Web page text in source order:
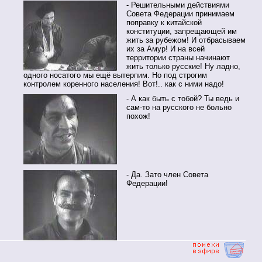
- Решительными действиями
Совета Федерации принимаем
поправку к китайской
конституции, запрещающей им
жить за рубежом! И отбрасываем
их за Амур! И на всей
территории страны начинают
жить только русские! Ну ладно,
одного носатого мы ещё вытерпим. Но под строгим
контролем коренного населения! Вот!.. как с ними надо!
- А как быть с тобой? Ты ведь и
сам-то на русского не больно
похож!
- Да. Зато член Совета
Федерации!